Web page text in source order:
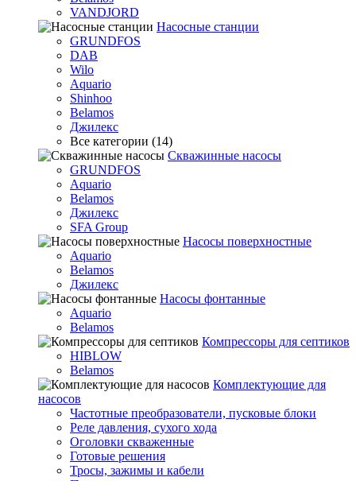
VANDJORD
Насосные станции
GRUNDFOS
DAB
Wilo
Aquario
Shinhoo
Belamos
Джилекс
Все категории (14)
Скважинные насосы
GRUNDFOS
Aquario
Belamos
Джилекс
SFA Group
Насосы поверхностные
Aquario
Belamos
Джилекс
Насосы фонтанные
Aquario
Belamos
Компрессоры для септиков
HIBLOW
Belamos
Комплектующие для
насосов
Частотные преобразователи, пусковые блоки
Реле давления, сухого хода
Оголовки скваженные
Готовые решения
Тросы, зажимы и кабели